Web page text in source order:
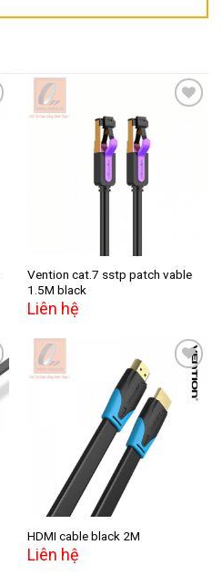
Vention cat.7 sstp patch vable
1.5M black
Liên hệ
Add to
wishlist
HDMI cable black 2M
Liên hệ